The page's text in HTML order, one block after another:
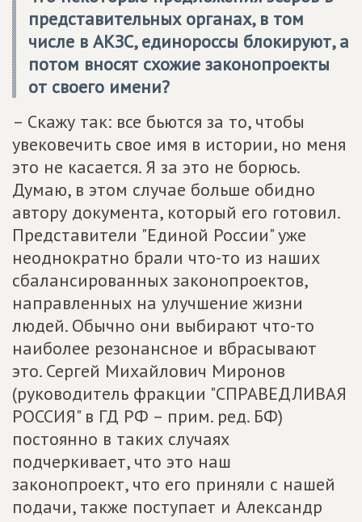
представительных органах, в том
числе в АКЗС, единороссы блокируют, а
потом вносят схожие законопроекты
от своего имени?
– Скажу так: все бьются за то, чтобы
увековечить свое имя в истории, но меня
это не касается. Я за это не борюсь.
Думаю, в этом случае больше обидно
автору документа, который его готовил.
Представители "Единой России" уже
неоднократно брали что-то из наших
сбалансированных законопроектов,
направленных на улучшение жизни
людей. Обычно они выбирают что-то
наиболее резонансное и вбрасывают
это. Сергей Михайлович Миронов
(руководитель фракции "СПРАВЕДЛИВАЯ
РОССИЯ" в ГД РФ – прим. ред. БФ)
постоянно в таких случаях
подчеркивает, что это наш
законопроект, что его приняли с нашей
подачи, также поступает и Александр